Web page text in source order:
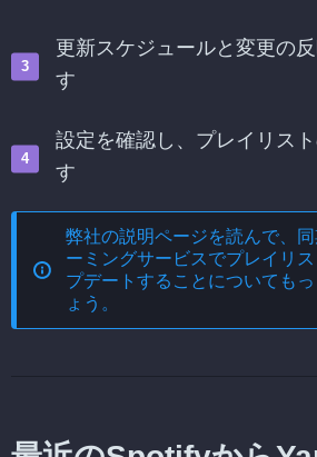
更新スケジュールと変更の
す
設定を確認し、プレイリス
す
弊社の説明ページを読んで、
ーミングサービスでプレイリ
プデートする ことについても
ょう。